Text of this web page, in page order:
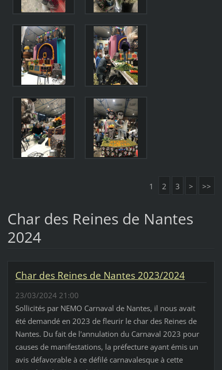
1 2 3 > >>
Char des Reines de Nantes
2024
Char des Reines de Nantes 2023/2024
23/03/2024 21:00
Sollicités par NEMO Carnaval de Nantes, il nous avait
été demandé en 2023 de fleurir le char des Reines de
Nantes. Du fait de l'annulation du Carnaval 2023 pour
causes de manifestations, la préfecture ayant émis un
avis défavorable à ce défilé carnavalesque à cette